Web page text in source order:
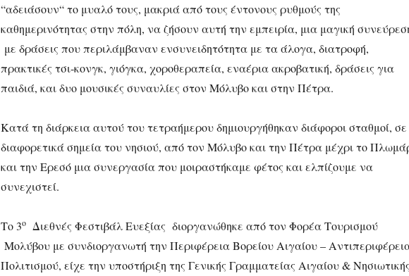
“αδειάσουν“ το μυαλό τους, μακριά από τους έντονους ρυθμούς της
καθημερινότητας στην πόλη, να ζήσουν αυτή την εμπειρία, μια μαγική
με δράσεις που περιλάμβαναν ενσυνειδητότητα με τα άλογα, διατροφή,
πρακτικές τσι-κονγκ, γιόγκα, χοροθεραπεία, εναέρια ακροβατική, δράσεις για
παιδιά, και δυο μουσικές συναυλίες στον Μόλυβο και στην Πέτρα.
Κατά τη διάρκεια αυτού του τετραήμερου δημιουργήθηκαν διάφοροι σταθμοί, σε
διαφορετικά σημεία του νησιού, από τον Μόλυβο και την Πέτρα μέχρι το
και την Ερεσό μια συνεργασία που μοιραστήκαμε φέτος και ελπίζουμε να
συνεχιστεί.
Το 3οΔιεθνές Φεστιβάλ Ευεξίας διοργανώθηκε από τον Φορέα Τουρισμού
Μολύβου με συνδιοργανωτή την Περιφέρεια Βορείου Αιγαίου –
Πολιτισμού, είχε την υποστήριξη της Γενικής Γραμματείας Αιγαίου &